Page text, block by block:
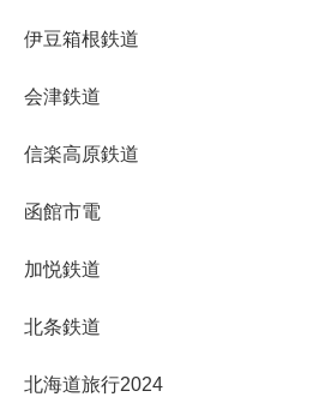
伊豆箱根鉄道
会津鉄道
信楽高原鉄道
函館市電
加悦鉄道
北条鉄道
北海道旅行2024